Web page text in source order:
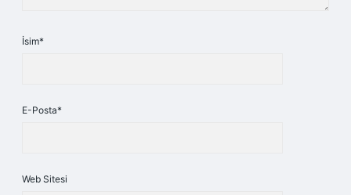
İsim*
E-Posta*
Web Sitesi